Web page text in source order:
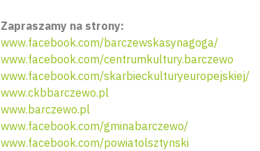
Zapraszamy na strony:
www.facebook.com/barczewskasynagoga/
www.facebook.com/centrumkultury.barczewo
www.facebook.com/skarbieckulturyeuropejskiej/
www.ckbbarczewo.pl
www.barczewo.pl
www.facebook.com/gminabarczewo/
www.facebook.com/powiatolsztynski